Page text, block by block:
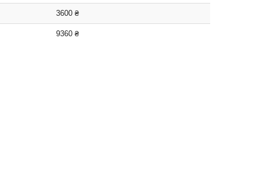
3600 ₴
9360 ₴